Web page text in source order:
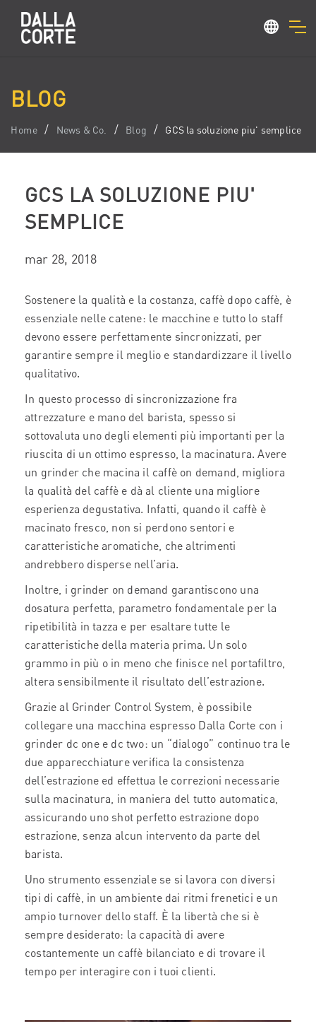
BLOG
Home News & Co. Blog GCS la soluzione piu' semplice
GCS LA SOLUZIONE PIU'
SEMPLICE
mar 28, 2018
Sostenere la qualità e la costanza, caffè dopo caffè, è
essenziale nelle catene: le macchine e tutto lo staff
devono essere perfettamente sincronizzati, per
garantire sempre il meglio e standardizzare il livello
qualitativo.
In questo processo di sincronizzazione fra
attrezzature e mano del barista, spesso si
sottovaluta uno degli elementi più importanti per la
riuscita di un ottimo espresso, la macinatura. Avere
un grinder che macina il caffè on demand, migliora
la qualità del caffè e dà al cliente una migliore
esperienza degustativa. Infatti, quando il caffè è
macinato fresco, non si perdono sentori e
caratteristiche aromatiche, che altrimenti
andrebbero disperse nell’aria.
Inoltre, i grinder on demand garantiscono una
dosatura perfetta, parametro fondamentale per la
ripetibilità in tazza e per esaltare tutte le
caratteristiche della materia prima. Un solo
grammo in più o in meno che finisce nel portafiltro,
altera sensibilmente il risultato dell’estrazione.
Grazie al Grinder Control System, è possibile
collegare una macchina espresso Dalla Corte con i
grinder dc one e dc two: un “dialogo” continuo tra le
due apparecchiature verifica la consistenza
dell’estrazione ed effettua le correzioni necessarie
sulla macinatura, in maniera del tutto automatica,
assicurando uno shot perfetto estrazione dopo
estrazione, senza alcun intervento da parte del
barista.
Uno strumento essenziale se si lavora con diversi
tipi di caffè, in un ambiente dai ritmi frenetici e un
ampio turnover dello staff. È la libertà che si è
sempre desiderato: la capacità di avere
costantemente un caffè bilanciato e di trovare il
tempo per interagire con i tuoi clienti.